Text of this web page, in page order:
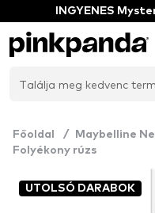
INGYENES
Főoldal / Maybelline
Folyékony rúzs
UTOLSÓ DARABOK